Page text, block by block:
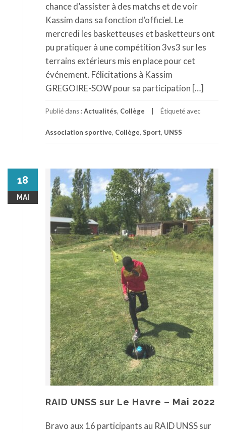
chance d’assister à des matchs et de voir
Kassim dans sa fonction d’officiel. Le
mercredi les basketteuses et basketteurs ont
pu pratiquer à une compétition 3vs3 sur les
terrains extérieurs mis en place pour cet
événement. Félicitations à Kassim
GREGOIRE-SOW pour sa participation […]
Publié dans :Actualités, Collège Étiqueté avec
Association sportive, Collège, Sport, UNSS
18
MAI
RAID UNSS sur Le Havre – Mai 2022
Bravo aux 16 participants au RAID UNSS sur